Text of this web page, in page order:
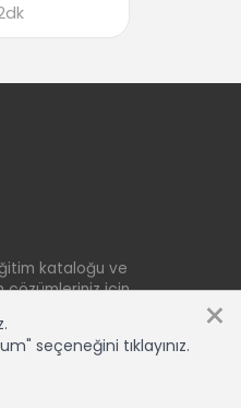
-2
kataloğu ve
çözümleriniz için
×
seçeneğini tıklayınız.